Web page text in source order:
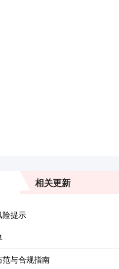
相关更新
险提示
与合规指南